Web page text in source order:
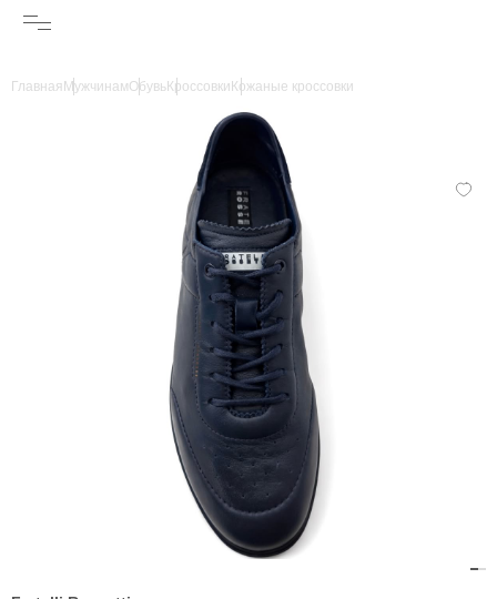
Главная МужчинамОбувьКроссовки Кожаные кроссовки